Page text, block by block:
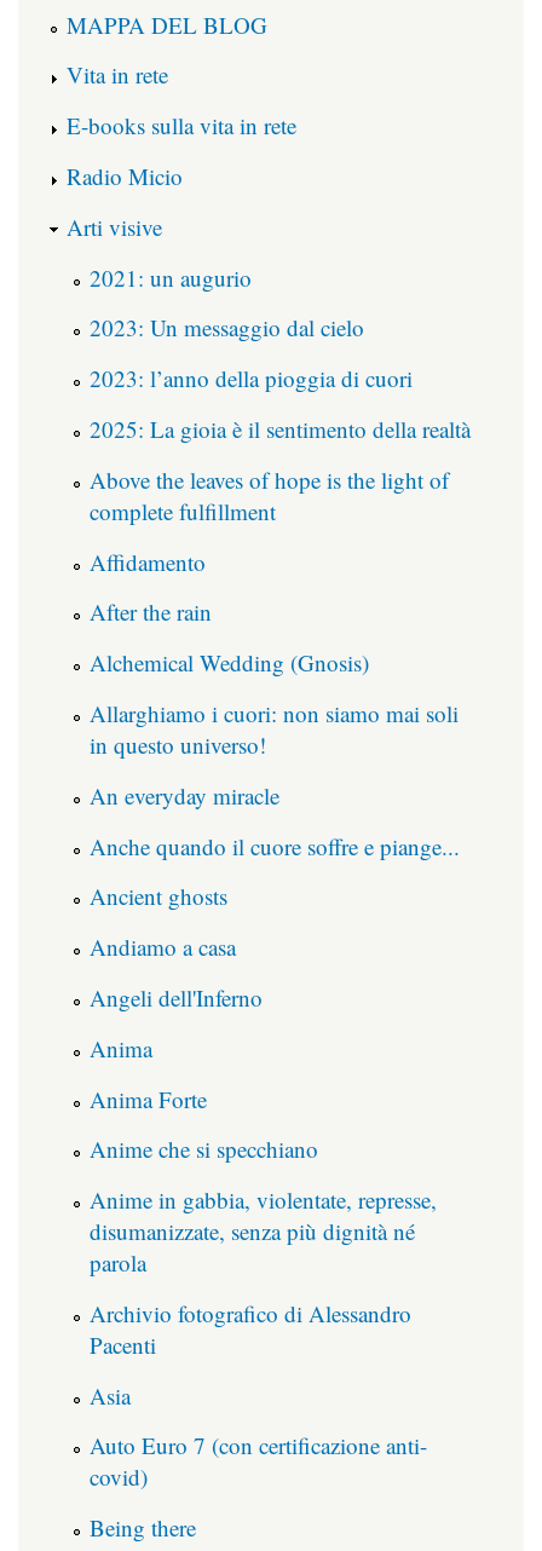
MAPPA DEL BLOG
Vita in rete
E-books sulla vita in rete
Radio Micio
Arti visive
2021: un augurio
2023: Un messaggio dal cielo
2023: l’anno della pioggia di cuori
2025: La gioia è il sentimento della realtà
Above the leaves of hope is the light of
complete fulfillment
Affidamento
After the rain
Alchemical Wedding (Gnosis)
Allarghiamo i cuori: non siamo mai soli
in questo universo!
An everyday miracle
Anche quando il cuore soffre e piange...
Ancient ghosts
Andiamo a casa
Angeli dell'Inferno
Anima
Anima Forte
Anime che si specchiano
Anime in gabbia, violentate, represse,
disumanizzate, senza più dignità né
parola
Archivio fotografico di Alessandro
Pacenti
Asia
Auto Euro 7 (con certificazione anti-
covid)
Being there